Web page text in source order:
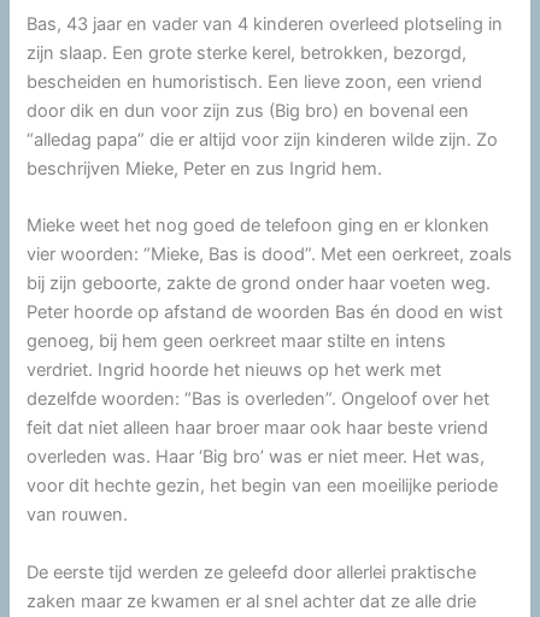
Bas, 43 jaar en vader van 4 kinderen overleed plotseling in
zijn slaap. Een grote sterke kerel, betrokken, bezorgd,
bescheiden en humoristisch. Een lieve zoon, een vriend
door dik en dun voor zijn zus (Big bro) en bovenal een
“alledag papa” die er altijd voor zijn kinderen wilde zijn. Zo
beschrijven Mieke, Peter en zus Ingrid hem.
Mieke weet het nog goed de telefoon ging en er klonken
vier woorden: “Mieke, Bas is dood”. Met een oerkreet, zoals
bij zijn geboorte, zakte de grond onder haar voeten weg.
Peter hoorde op afstand de woorden Bas én dood en wist
genoeg, bij hem geen oerkreet maar stilte en intens
verdriet. Ingrid hoorde het nieuws op het werk met
dezelfde woorden: “Bas is overleden”. Ongeloof over het
feit dat niet alleen haar broer maar ook haar beste vriend
overleden was. Haar ‘Big bro’ was er niet meer. Het was,
voor dit hechte gezin, het begin van een moeilijke periode
van rouwen.
De eerste tijd werden ze geleefd door allerlei praktische
zaken maar ze kwamen er al snel achter dat ze alle drie